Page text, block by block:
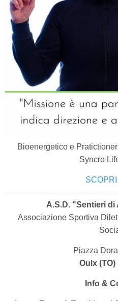
Bioenergetico e
Syncro
A.S.D. "Sentieri di
Associazione Sportiva
Piazza
Oulx (TO)
Info &